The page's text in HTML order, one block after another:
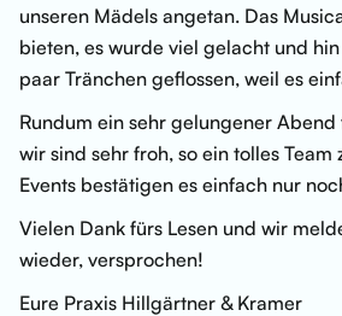
unseren Mädels angetan. Das
bieten, es wurde viel gelacht und
paar Tränchen geflossen, weil es
Rundum ein sehr gelungener
wir sind sehr froh, so ein tolles Team
Events bestätigen es einfach nur
Vielen Dank fürs Lesen und wir
wieder, versprochen!
Eure Praxis Hillgärtner & Kramer